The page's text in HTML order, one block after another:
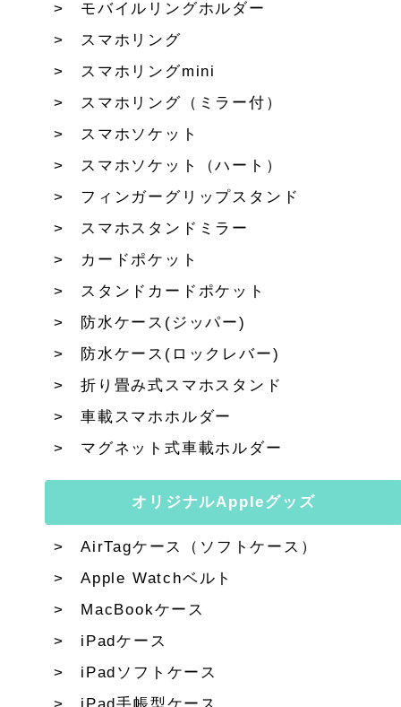
モバイルリングホルダー
スマホリング
スマホリングmini
スマホリング（ミラー付）
スマホソケット
スマホソケット（ハート）
フィンガーグリップスタンド
スマホスタンドミラー
カードポケット
スタンドカードポケット
防水ケース(ジッパー)
防水ケース(ロックレバー)
折り畳み式スマホスタンド
車載スマホホルダー
マグネット式車載ホルダー
オリジナルAppleグッズ
AirTagケース（ソフトケース）
Apple Watchベルト
MacBookケース
iPadケース
iPadソフトケース